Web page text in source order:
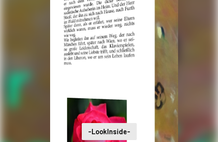
-LookInside-